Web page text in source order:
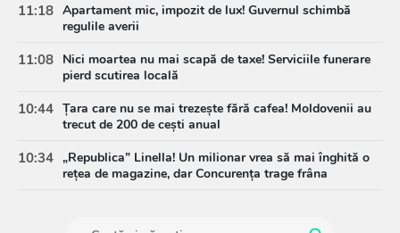
11:18 Apartament mic, impozit de lux! Guvernul schimbă
regulile averii
11:08 Nici moartea nu mai scapă de taxe! Serviciile funerare
pierd scutirea locală
10:44 Țara care nu se mai trezește fără cafea! Moldovenii au
trecut de 200 de cești anual
10:34 „Republica” Linella! Un milionar vrea să mai înghită o
rețea de magazine, dar Concurența trage frâna